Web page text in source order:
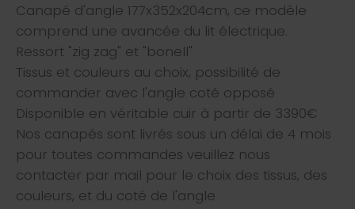
Canapé d'angle 177x352x204cm, ce modèle
comprend une avancée du lit électrique.
Ressort "zig zag" et "bonell"
Tissus et couleurs au choix, possibilité de
commander avec l'angle coté opposé
Disponible en véritable cuir à partir de 3390€
Nos canapés sont livrés sous un délai de 4 mois
pour toutes commandes veuillez nous
contacter par mail pour le choix des tissus, des
couleurs, et du coté de l'angle